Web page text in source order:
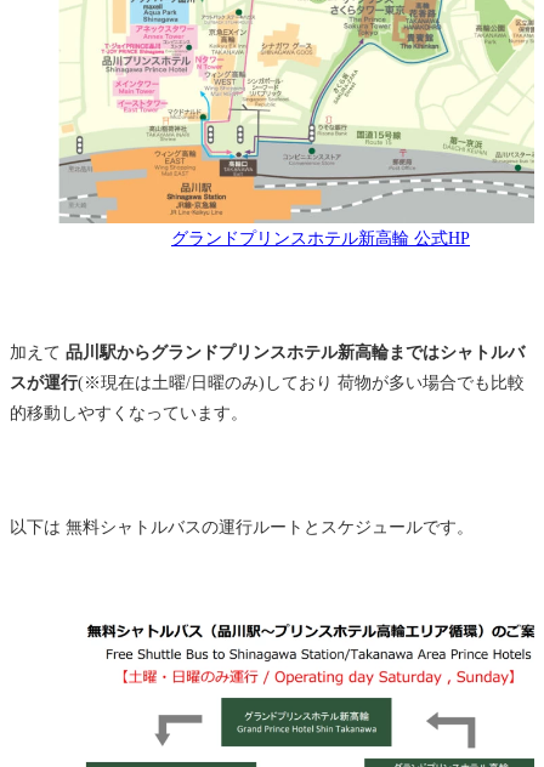
グランドプリンスホテル新高輪 公式HP
加えて 品川駅からグランドプリンスホテル新高輪まではシャトルバ
スが運行(※現在は土曜/日曜のみ)しており 荷物が多い場合でも比較
的移動しやすくなっています。
以下は 無料シャトルバスの運行ルートとスケジュールです。